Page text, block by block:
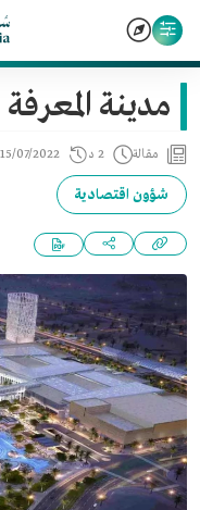
مدينة
مقالة 2 د 15/07/2022
شؤون اقتصادية